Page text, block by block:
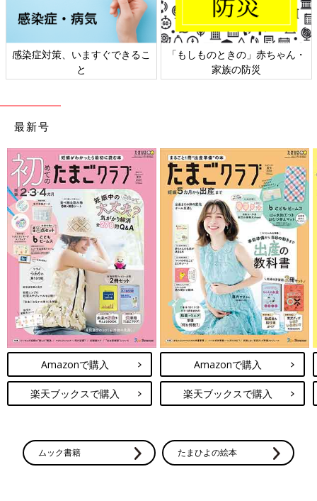
ん・
日本外来小児科学会リーフレッ
六星占術 細木かおりさん
最新号
Amazonで購入
楽天ブックスで購入
Amazonで購入
楽天ブックスで購入
ムック書籍 たまひよの絵本